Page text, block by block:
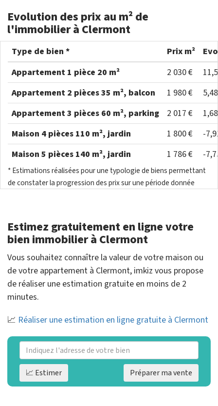
Evolution des prix au m² de
l'immobilier à Clermont
Type de bien * Prix m²
Appartement 1 pièce 20 m²
2 030 €
Appartement 2 pièces 35 m², balcon
1 980 €
Appartement 3 pièces 60 m², parking
2 017 €
Maison 4 pièces 110 m², jardin
1 800 €
-
Maison 5 pièces 140 m², jardin
1 786 € -
* Estimations réalisées pour une typologie de biens permettant
de constater la progression des prix sur une période donnée
Estimez gratuitement en ligne votre
bien immobilier à Clermont
Vous souhaitez connaître la valeur de votre maison ou
de votre appartement à Clermont, imkiz vous propose
de réaliser une estimation gratuite en moins de 2
minutes.
📈 Réaliser une estimation en ligne gratuite à Clermont
📈 Estimer Préparer ma vente